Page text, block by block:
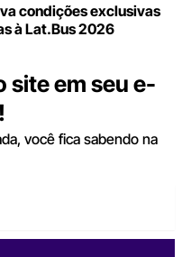
condições exclusivas
à Lat.Bus 2026
site em seu e-
você fica sabendo na